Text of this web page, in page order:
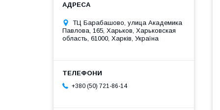
ТЦ Барабашово, улица Академика
Павлова, 165, Харьков, Харьковская
область, 61000, Харків, Україна
+380 (50) 721-86-14